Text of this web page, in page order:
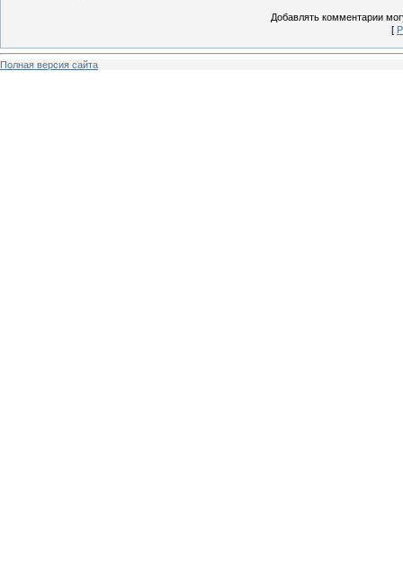
Добавлять комментарии
[
Полная версия сайта